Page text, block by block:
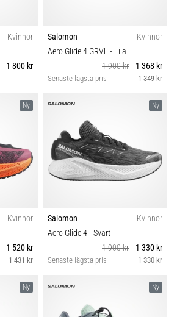
Kvinnor
1 800 kr
Salomon
Kvinnor
Aero Glide 4 GRVL - Lila
1 900 kr
1 368 kr
Senaste lägsta pris 1 349 kr
Ny
Kvinnor
1 520 kr
1 431 kr
Ny
Salomon
Kvinnor
Aero Glide 4- Svart
1 900 kr
1 330 kr
Senaste lägsta pris 1 330 kr
Ny Ny